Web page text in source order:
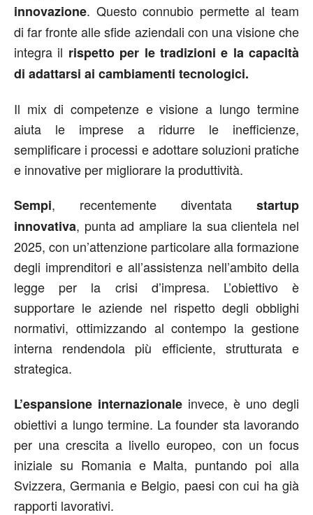
innovazione. Questo connubio permette al team
di far fronte alle sfide aziendali con una visione che
integra il rispetto per le tradizioni e la capacità
di adattarsi ai cambiamenti tecnologici.
Il mix di competenze e visione a lungo termine
aiuta le imprese a ridurre le inefficienze,
semplificare i processi e adottare soluzioni pratiche
e innovative per migliorare la produttività.
Sempi, recentemente diventata startup
innovativa, punta ad ampliare la sua clientela nel
2025, con un’attenzione particolare alla formazione
degli imprenditori e all’assistenza nell’ambito della
legge per la crisi d’impresa. L’obiettivo è
supportare le aziende nel rispetto degli obblighi
normativi, ottimizzando al contempo la gestione
interna rendendola più efficiente, strutturata e
strategica.
L’espansione internazionale invece, è uno degli
obiettivi a lungo termine. La founder sta lavorando
per una crescita a livello europeo, con un focus
iniziale su Romania e Malta, puntando poi alla
Svizzera, Germania e Belgio, paesi con cui ha già
rapporti lavorativi.